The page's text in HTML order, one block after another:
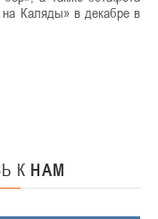
на Каляды» в декабре в
К НАМ